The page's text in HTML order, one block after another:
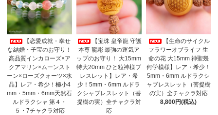
【恋愛成就・幸せ
な結婚・子宝のお守り！
高品質インカローズ×ア
クアマリン×ムーンスト
ーン×ローズクォーツ×水
晶】レア・希少！極小4
mm・5mm・6mm天然石
ルドラクシャ 第４・
５・7チャクラ対応
【宝珠 皇帝龍 守護
本尊 龍彫 最強の運気ア
ップのお守り！ 大15mm
特大20mm ひと粒神様ブ
レスレット】レア・希
少！5mm・6mm ルドラ
クシャブレスレット（菩
提樹の実）全チャクラ対
応
【生命のサイクル
フラワーオブライフ 生
命の花 大15mm 神聖幾
何学模様】レア・希少！
5mm・6mm ルドラクシ
ャブレスレット（菩提樹
の実）全チャクラ対応
8,800円(税込)